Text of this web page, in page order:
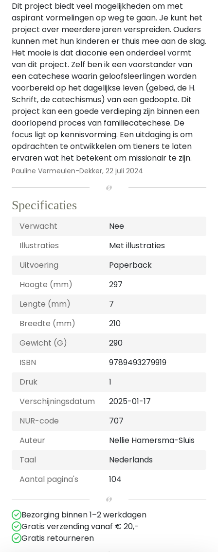
Dit project biedt veel mogelijkheden om met
aspirant vormelingen op weg te gaan. Je kunt het
project over meerdere jaren verspreiden. Ouders
kunnen met hun kinderen er thuis mee aan de slag.
Het mooie is dat diaconie een onderdeel vormt
van dit project. Zelf ben ik een voorstander van
een catechese waarin geloofsleerlingen worden
voorbereid op het dagelijkse leven (gebed, de H.
Schrift, de catechismus) van een gedoopte. Dit
project kan een goede verdieping zijn binnen een
doorlopend proces van familiecatechese. De
focus ligt op kennisvorming. Een uitdaging is om
opdrachten te ontwikkelen om tieners te laten
ervaren wat het betekent om missionair te zijn.
Pauline Vermeulen-Dekker, 22 juli 2024
Specificaties
Verwacht
Nee
Illustraties
Met illustraties
Uitvoering
Paperback
Hoogte (mm)
297
Lengte (mm)
7
Breedte (mm)
210
Gewicht (G)
290
ISBN
9789493279919
Druk
1
Verschijningsdatum
2025-01-17
NUR-code
707
Auteur
Nellie Hamersma-Sluis
Taal
Nederlands
Aantal pagina's
104
Bezorging binnen 1–2 werkdagen
Gratis verzending vanaf € 20,-
Gratis retourneren